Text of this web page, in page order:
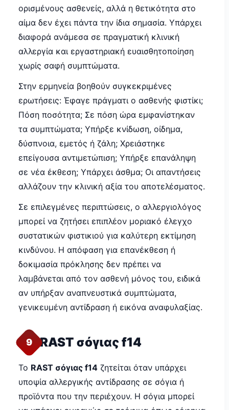
ορισμένους ασθενείς, αλλά η θετικότητα στο
αίμα δεν έχει πάντα την ίδια σημασία. Υπάρχει
διαφορά ανάμεσα σε πραγματική κλινική
αλλεργία και εργαστηριακή ευαισθητοποίηση
χωρίς σαφή συμπτώματα.
Στην ερμηνεία βοηθούν συγκεκριμένες
ερωτήσεις: Έφαγε πράγματι ο ασθενής φιστίκι;
Πόση ποσότητα; Σε πόση ώρα εμφανίστηκαν
τα συμπτώματα; Υπήρξε κνίδωση, οίδημα,
δύσπνοια, εμετός ή ζάλη; Χρειάστηκε
επείγουσα αντιμετώπιση; Υπήρξε επανάληψη
σε νέα έκθεση; Υπάρχει άσθμα; Οι απαντήσεις
αλλάζουν την κλινική αξία του αποτελέσματος.
Σε επιλεγμένες περιπτώσεις, ο αλλεργιολόγος
μπορεί να ζητήσει επιπλέον μοριακό έλεγχο
συστατικών φιστικιού για καλύτερη εκτίμηση
κινδύνου. Η απόφαση για επανέκθεση ή
δοκιμασία πρόκλησης δεν πρέπει να
λαμβάνεται από τον ασθενή μόνος του, ειδικά
αν υπήρξαν αναπνευστικά συμπτώματα,
γενικευμένη αντίδραση ή εικόνα αναφυλαξίας.
9 RAST σόγιας f14
Το RAST σόγιας f14 ζητείται όταν υπάρχει
υποψία αλλεργικής αντίδρασης σε σόγια ή
προϊόντα που την περιέχουν. Η σόγια μπορεί